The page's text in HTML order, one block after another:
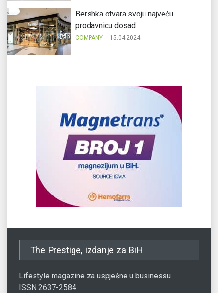
Bershka otvara svoju najveću
prodavnicu dosad
COMPANY 15.04.2024.
The Prestige, izdanje za BiH
Lifestyle magazine za uspješne u businessu
ISSN 2637-2584